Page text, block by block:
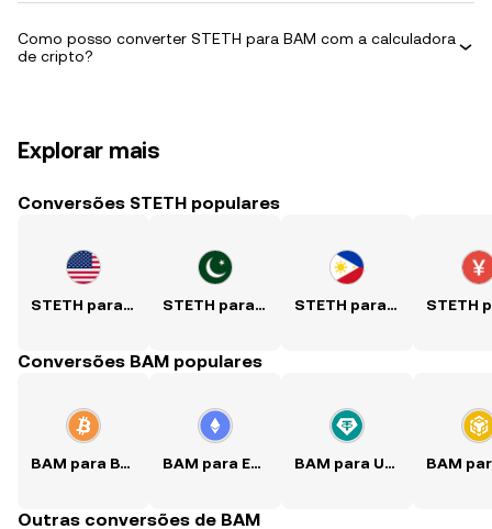
Como posso converter STETH para BAM com a calculadora
de cripto?
Explorar mais
Conversões STETH populares
STETH para USD STETH para PKR STETH para PHP
Conversões BAM populares
BAM para BTC BAM para ETH BAM para USDT
Outras conversões de BAM